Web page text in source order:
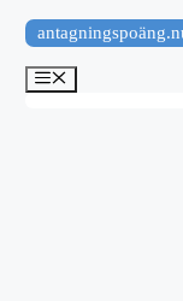
Hoppa
till
innehållMeny